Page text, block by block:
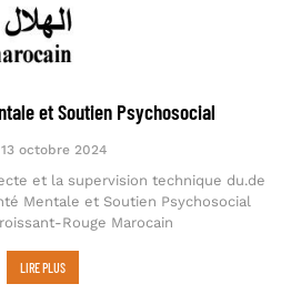
et Soutien Psychosocial
13 octobre 2024
et la supervision technique du.de
Mentale et Soutien Psychosocial
Rouge Marocain
LIRE PLUS